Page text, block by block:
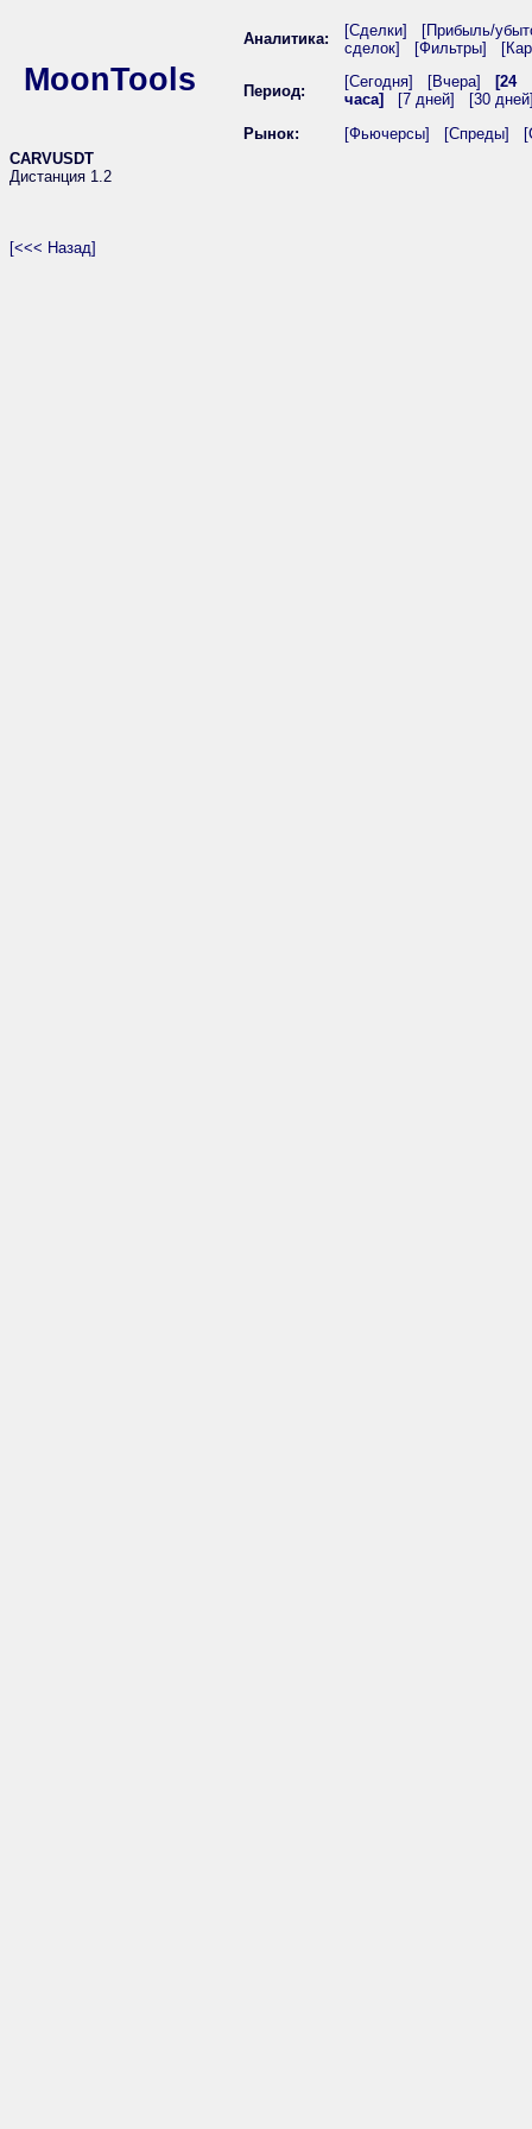
MoonTools
Аналитика: [Сделки]
[Прибыль/
сделок]
[Фильтры]
Период:
[Сегодня] [Вчера]
[24
часа]
[7 дней]
[30
Рынок:
[Фьючерсы] [Спреды]
CARVUSDT
Дистанция 1.2
[<<< Назад]